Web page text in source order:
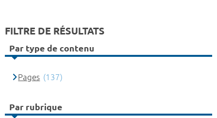
FILTRE DE RÉSULTATS
Par type de contenu
Pages (137)
Par rubrique